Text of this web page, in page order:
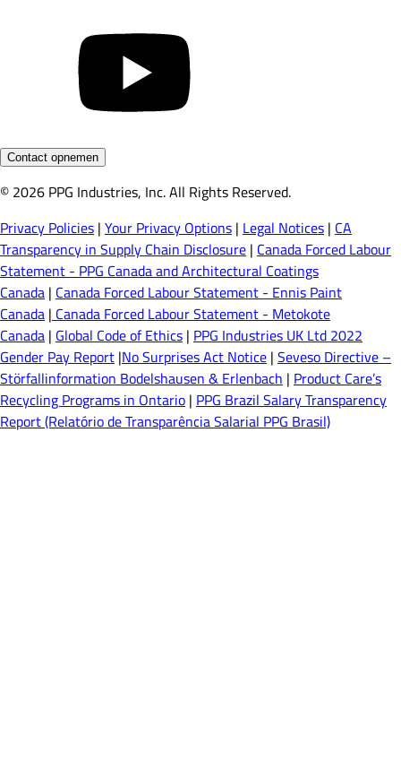
Contact opnemen
© 2026 PPG Industries, Inc. All Rights Reserved.
Privacy Policies | Your Privacy Options | Legal Notices | CA
Transparency in Supply Chain Disclosure | Canada Forced Labour
Statement - PPG Canada and Architectural Coatings
Canada | Canada Forced Labour Statement - Ennis Paint
Canada | Canada Forced Labour Statement - Metokote
Canada | Global Code of Ethics | PPG Industries UK Ltd 2022
Gender Pay Report |No Surprises Act Notice | Seveso Directive –
Störfallinformation Bodelshausen & Erlenbach | Product Care’s
Recycling Programs in Ontario | PPG Brazil Salary Transparency
Report (Relatório de Transparência Salarial PPG Brasil)